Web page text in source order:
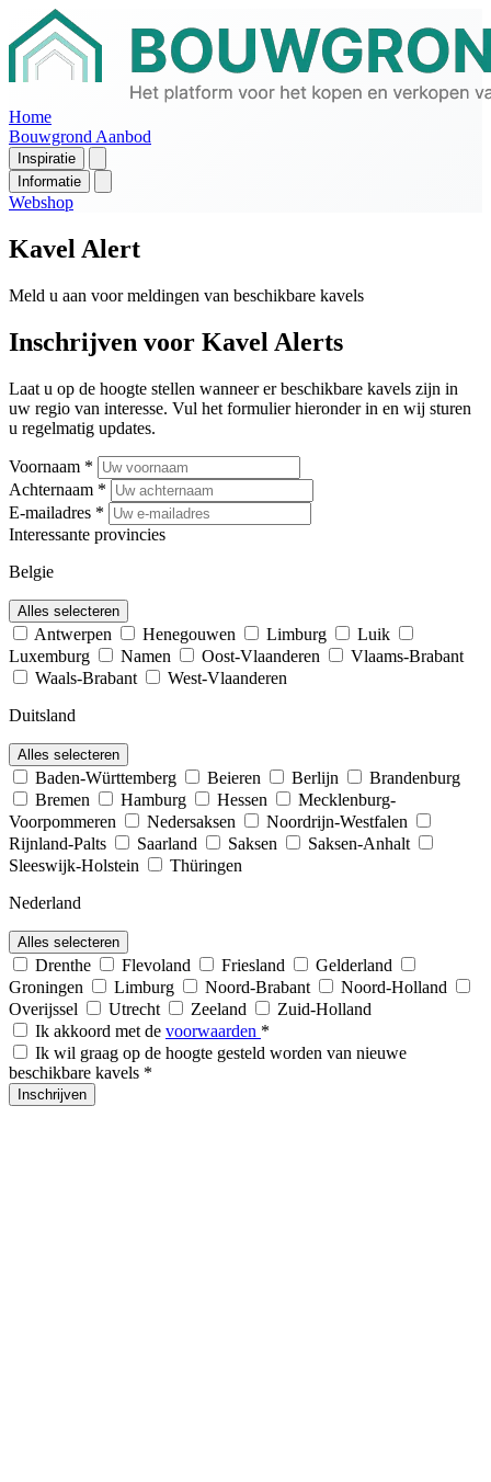
Home
Bouwgrond Aanbod
Inspiratie
Informatie
Webshop
Kavel Alert
Meld u aan voor meldingen van beschikbare kavels
Inschrijven voor Kavel Alerts
Laat u op de hoogte stellen wanneer er beschikbare kavels zijn in
uw regio van interesse. Vul het formulier hieronder in en wij sturen
u regelmatig updates.
Voornaam *
Achternaam *
E-mailadres *
Interessante provincies
Belgie
Alles selecteren
Antwerpen Henegouwen Limburg
Luik
Luxemburg
Namen Oost-Vlaanderen
Vlaams-Brabant
Waals-Brabant
West-Vlaanderen
Duitsland
Alles selecteren
Baden-Württemberg Beieren Berlijn
Brandenburg
Bremen
Hamburg Hessen
Mecklenburg-
Voorpommeren
Nedersaksen
Noordrijn-Westfalen
Rijnland-Palts
Saarland Saksen
Saksen-Anhalt
Sleeswijk-Holstein
Thüringen
Nederland
Alles selecteren
Drenthe Flevoland Friesland
Gelderland
Groningen
Limburg Noord-Brabant
Noord-Holland
Overijssel
Utrecht Zeeland
Zuid-Holland
Ik akkoord met de voorwaarden *
Ik wil graag op de hoogte gesteld worden van nieuwe
beschikbare kavels *
Inschrijven